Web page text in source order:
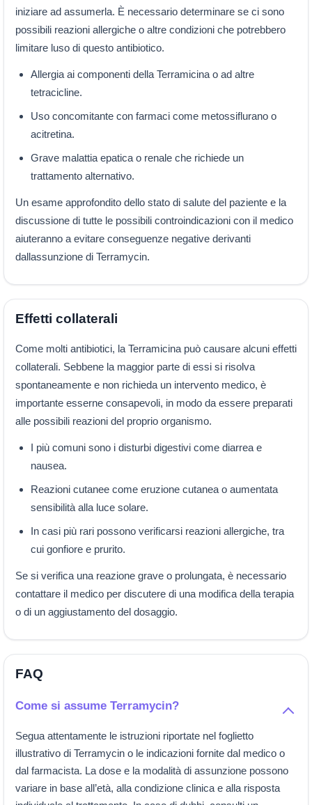
iniziare ad assumerla. È necessario determinare se ci sono
possibili reazioni allergiche o altre condizioni che potrebbero
limitare luso di questo antibiotico.
Allergia ai componenti della Terramicina o ad altre
tetracicline.
Uso concomitante con farmaci come metossiflurano o
acitretina.
Grave malattia epatica o renale che richiede un
trattamento alternativo.
Un esame approfondito dello stato di salute del paziente e la
discussione di tutte le possibili controindicazioni con il medico
aiuteranno a evitare conseguenze negative derivanti
dallassunzione di Terramycin.
Effetti collaterali
Come molti antibiotici, la Terramicina può causare alcuni effetti
collaterali. Sebbene la maggior parte di essi si risolva
spontaneamente e non richieda un intervento medico, è
importante esserne consapevoli, in modo da essere preparati
alle possibili reazioni del proprio organismo.
I più comuni sono i disturbi digestivi come diarrea e
nausea.
Reazioni cutanee come eruzione cutanea o aumentata
sensibilità alla luce solare.
In casi più rari possono verificarsi reazioni allergiche, tra
cui gonfiore e prurito.
Se si verifica una reazione grave o prolungata, è necessario
contattare il medico per discutere di una modifica della terapia
o di un aggiustamento del dosaggio.
FAQ
Come si assume Terramycin?
Segua attentamente le istruzioni riportate nel foglietto
illustrativo di Terramycin o le indicazioni fornite dal medico o
dal farmacista. La dose e la modalità di assunzione possono
variare in base all’età, alla condizione clinica e alla risposta